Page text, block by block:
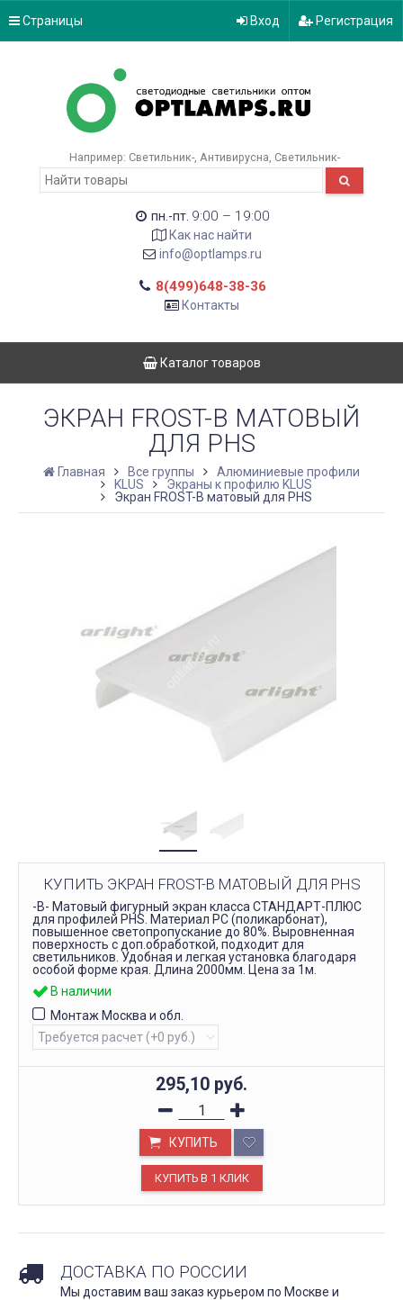
Страницы Вход Регистрация
Например: Светильник- Антивирусна Светильник-
пн.-пт. 9:00 – 19:00
Как нас найти
info@optlamps.ru
8(499)648-38-36
Контакты
Каталог товаров
ЭКРАН FROST-B МАТОВЫЙ
ДЛЯ PHS
Главная Все группы
Алюминиевые профили
KLUS
Экраны к профилю KLUS
Экран FROST-B матовый для PHS
КУПИТЬ ЭКРАН FROST-B МАТОВЫЙ ДЛЯ PHS
-B- Матовый фигурный экран класса СТАНДАРТ-ПЛЮС
для профилей PHS. Материал PC (поликарбонат),
повышенное светопропускание до 80%. Выровненная
поверхность с доп.обработкой, подходит для
светильников. Удобная и легкая установка благодаря
особой форме края. Длина 2000мм. Цена за 1м.
В наличии
Монтаж Москва и обл.
295,10 руб.
КУПИТЬ
ДОСТАВКА ПО РОССИИ
Мы доставим ваш заказ курьером по Москве и